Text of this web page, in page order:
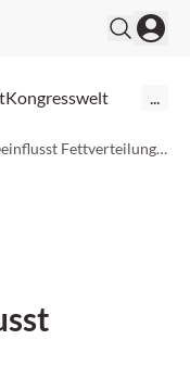
Kongresswelt
Chronotyp beeinflusst Fettverteilung und Diabetesrisiko